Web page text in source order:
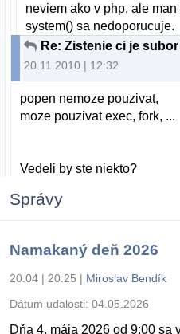
neviem ako v php, ale
system() sa nedoporucuje.
20.11.2010 | 12:32
popen nemoze pouzivat,
moze pouzivat exec, fork, ...
Vedeli by ste niekto?
Správy
Namakaný deň 2026
20.04 | 20:25 | Miroslav Bendík
Dátum udalosti: 04.05.2026
Dňa 4. mája 2026 od 9:00 sa